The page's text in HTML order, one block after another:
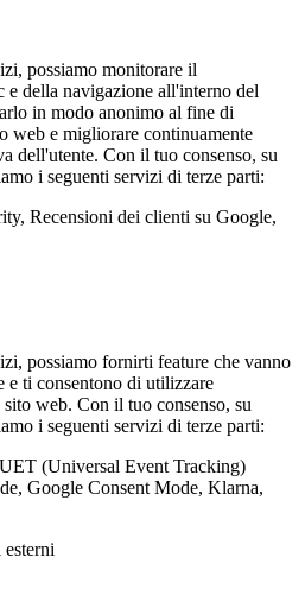
possiamo monitorare il
e della navigazione all'interno del
in modo anonimo al fine di
web e migliorare continuamente
dell'utente. Con il tuo consenso, su
i seguenti servizi di terze parti:
Recensioni dei clienti su Google,
possiamo fornirti feature che vanno
e ti consentono di utilizzare
web. Con il tuo consenso, su
i seguenti servizi di terze parti:
(Universal Event Tracking)
Google Consent Mode, Klarna,